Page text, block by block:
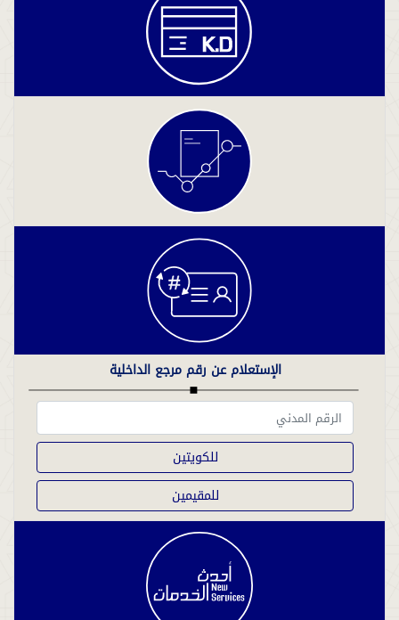
الإستعلام عن رقم مرجع الداخلية
للكويتين
للمقيمين